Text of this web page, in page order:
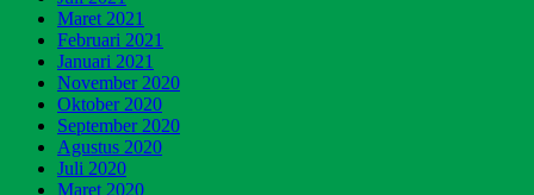
Maret 2021
Februari 2021
Januari 2021
November 2020
Oktober 2020
September 2020
Agustus 2020
Juli 2020
Maret 2020